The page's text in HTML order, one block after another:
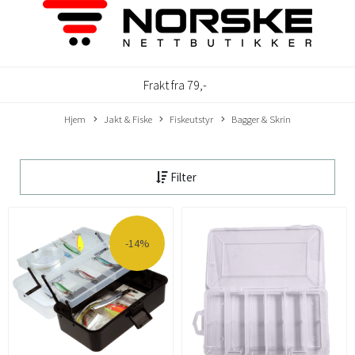
Frakt fra 79,-
Hjem Jakt & Fiske Fiskeutstyr Bagger & Skrin
Filter
-14%